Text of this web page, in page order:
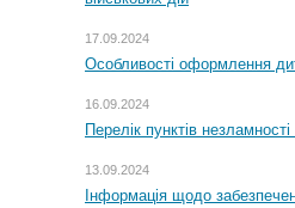
17.09.2024
Особливості оформлення
16.09.2024
Перелік пунктів
13.09.2024
Інформація щодо